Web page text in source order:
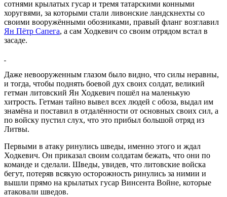
сотнями крылатых гусар и тремя татарскими конными
хоругвями, за которыми стали ливонские ландскнехты со
своими вооружёнными обозниками, правый фланг возглавил
Ян Пётр Сапега, а сам Ходкевич со своим отрядом встал в
засаде.
Даже невооруженным глазом было видно, что силы неравны,
и тогда, чтобы поднять боевой дух своих солдат, великий
гетман литовский Ян Ходкевич пошёл на маленькую
хитрость. Гетман тайно вывел всех людей с обоза, выдал им
знамёна и поставил в отдалённости от основных своих сил, а
по войску пустил слух, что это прибыл большой отряд из
Литвы.
Первыми в атаку ринулись шведы, именно этого и ждал
Ходкевич. Он приказал своим солдатам бежать, что они по
команде и сделали. Шведы, увидев, что литовские войска
бегут, потеряв всякую осторожность ринулись за нимии и
вышли прямо на крылатых гусар Винсента Войне, которые
атаковали шведов.